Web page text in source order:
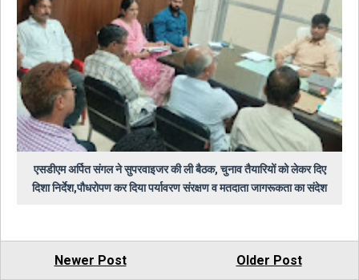
एसडीएम अर्पित संगल ने सुपरवाइजर की ली बैठक, चुनाव तैयारियों को लेकर दिए
दिशा निर्देश,पौधरोपण कर दिया पर्यावरण संरक्षण व मतदाता जागरूकता का संदेश
Newer Post Older Post